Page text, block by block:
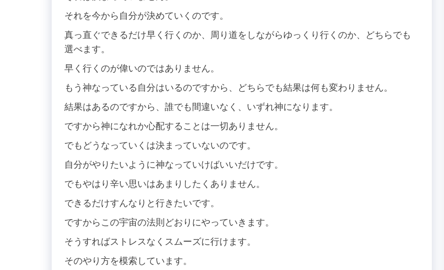
それを今から自分が決めていくのです。
真っ直ぐできるだけ早く行くのか、周り道をしながらゆっくり行くのか、どちらでも
選べます。
早く行くのが偉いのではありません。
もう神なっている自分はいるのですから、どちらでも結果は何も変わりません。
結果はあるのですから、誰でも間違いなく、いずれ神になります。
ですから神になれか心配することは一切ありません。
でもどうなっていくは決まっていないのです。
自分がやりたいように神なっていけばいいだけです。
でもやはり辛い思いはあまりしたくありません。
できるだけすんなりと行きたいです。
ですからこの宇宙の法則どおりにやっていきます。
そうすればストレスなくスムーズに行けます。
そのやり方を模索しています。